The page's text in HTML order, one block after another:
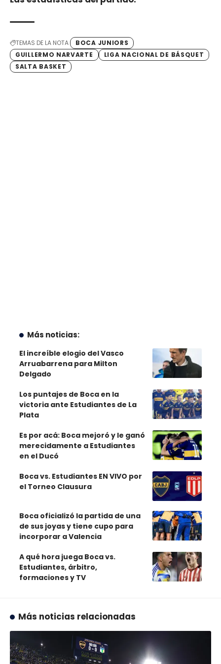
TEMAS DE LA NOTA
BOCA JUNIORS
GUILLERMO NARVARTE
LIGA NACIONAL DE BÁSQUET
SALTA BASKET
Más noticias:
El increíble elogio del Vasco
Arruabarrena para Milton
Delgado
Los puntajes de Boca en la
victoria ante Estudiantes de La
Plata
Es por acá: Boca mejoró y le ganó
merecidamente a Estudiantes
en el Ducó
Boca vs. Estudiantes EN VIVO por
el Torneo Clausura
Boca oficializó la partida de una
de sus joyas y tiene cupo para
incorporar a Valencia
A qué hora juega Boca vs.
Estudiantes, árbitro,
formaciones y TV
Más noticias relacionadas